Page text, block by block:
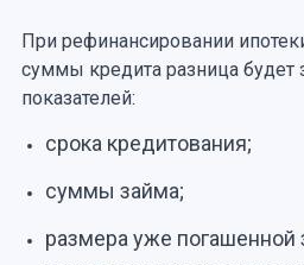
При рефинансировании
суммы кредита разница будет
показателей:
срока кредитования;
суммы займа;
размера уже погашенной